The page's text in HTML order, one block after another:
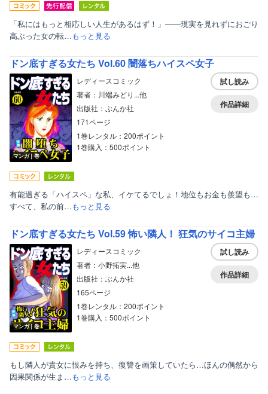
「私にはもっと相応しい人生があるはず！」――現実を見れずにおごり
高ぶった女の転…もっと見る
ドン底すぎる女たち Vol.60 闇落ちハイスペ女子
マンガ｜巻
レディースコミック
著者：川端みどり...他
出版社：ぶんか社
171ページ
1巻レンタル：200ポイント
1巻購入：500ポイント
試し読み
作品詳細
有能過ぎる「ハイスペ」な私、イケてるでしょ！地位もお金も羨望も…
すべて、私の前…もっと見る
ドン底すぎる女たち Vol.59 怖い隣人！ 狂気のサイコ主婦
マンガ｜巻
レディースコミック
著者：小野拓実...他
出版社：ぶんか社
165ページ
1巻レンタル：200ポイント
1巻購入：500ポイント
試し読み
作品詳細
もし隣人が貴女に恨みを持ち、復讐を画策していたら…ほんの偶然から
因果関係が生ま…もっと見る